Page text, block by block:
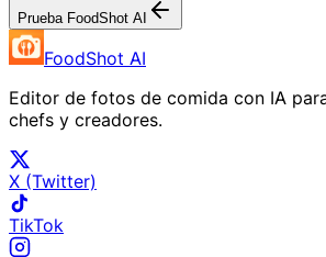
Prueba FoodShot AI
FoodShot AI
Editor de fotos de comida con IA
chefs y creadores.
X (Twitter)
TikTok